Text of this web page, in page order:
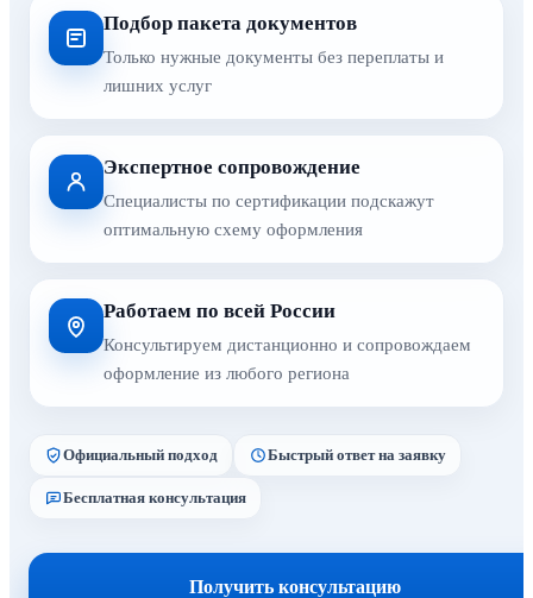
Подбор пакета документов
Только нужные документы без переплаты и
лишних услуг
Экспертное сопровождение
Специалисты по сертификации подскажут
оптимальную схему оформления
Работаем по всей России
Консультируем дистанционно и сопровождаем
оформление из любого региона
Официальный подход Быстрый ответ на заявку
Бесплатная консультация
Получить консультацию